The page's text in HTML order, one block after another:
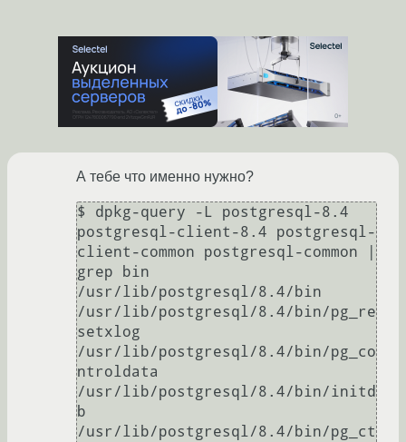
А тебе что именно нужно?
$ dpkg-query -L postgresql-8.4
postgresql-client-8.4 postgresql-
client-common postgresql-common |
grep bin
/usr/lib/postgresql/8.4/bin
/usr/lib/postgresql/8.4/bin/pg_re
setxlog
/usr/lib/postgresql/8.4/bin/pg_co
ntroldata
/usr/lib/postgresql/8.4/bin/initd
b
/usr/lib/postgresql/8.4/bin/pg_ct